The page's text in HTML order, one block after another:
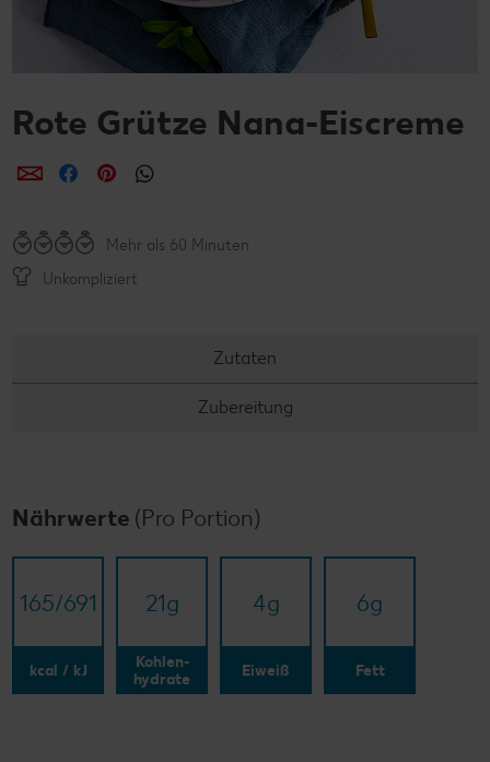
Rote Grütze Nana-Eiscreme
per E-Mail teilen
per Facebook teilen
per Pinterest teilen
Mehr als 60 Minuten
Unkompliziert
Zutaten
Zubereitung
Nährwerte (Pro Portion)
165/​691
kcal / kJ
21g
Kohlen-
hydrate
4g
Eiweiß
6g
Fett